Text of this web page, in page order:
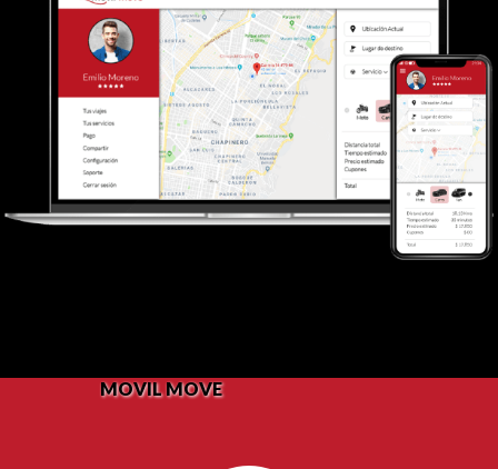
MOVIL MOVE